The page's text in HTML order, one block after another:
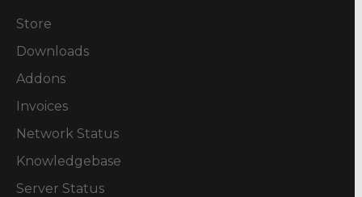
Store
Downloads
Addons
Invoices
Network Status
Knowledgebase
Server Status